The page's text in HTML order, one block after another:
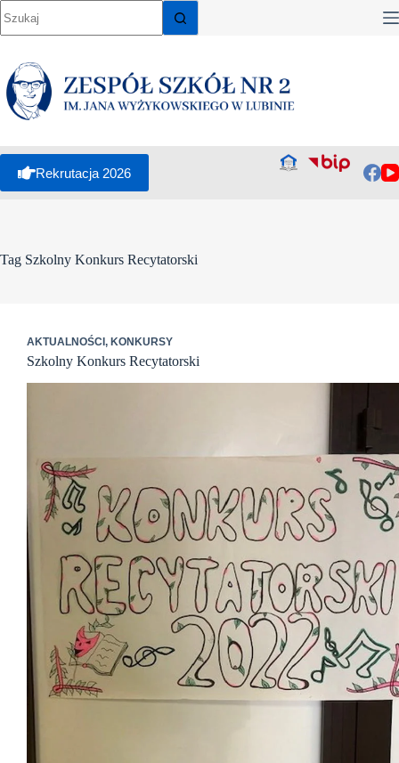
do
treści
Rekrutacja 2026
Tag Szkolny Konkurs Recytatorski
AKTUALNOŚCI , KONKURSY
Szkolny Konkurs Recytatorski